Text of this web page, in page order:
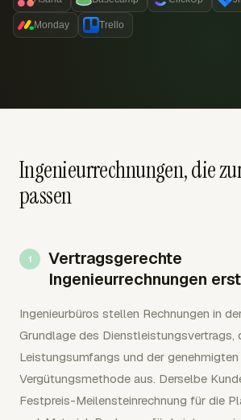
Monday Trello
Ingenieurrechnungen, die
passen
Vertragsgerechte
Ingenieurrechnungen
Ingenieurbüros stellen Rechnungen in
Grundlage des Dienstleistungsvertrags,
Leistungsumfangs und der genehmigten
Vergütungsmethode aus. Derselbe
Festpreis-Meilensteinrechnung für die